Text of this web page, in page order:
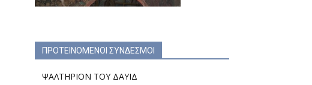
ΠΡΟΤΕΙΝΟΜΕΝΟΙ ΣΥΝΔΕΣΜΟΙ
ΨΑΛΤΗΡΙΟΝ ΤΟΥ ΔΑΥΙΔ